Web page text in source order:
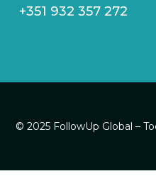
+351 932 357 272
© 2025 FollowUp Global –